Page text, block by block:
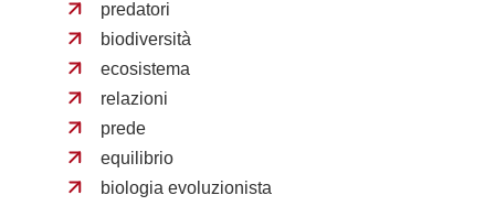
predatori
biodiversità
ecosistema
relazioni
prede
equilibrio
biologia evoluzionista